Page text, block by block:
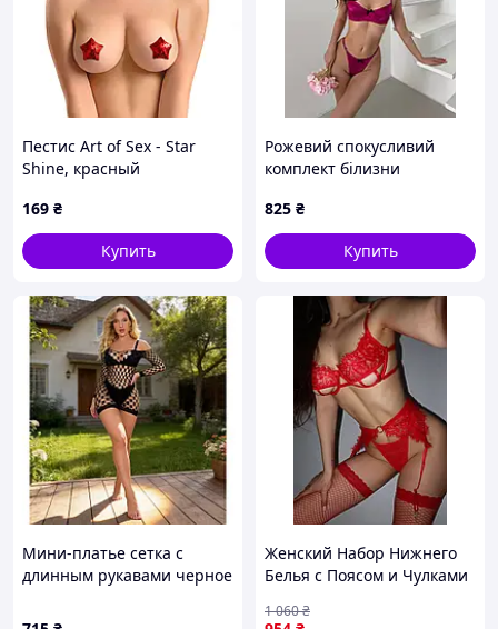
Пестис Art of Sex - Star
Shine, красный
169 ₴
Купить
Рожевий спокусливий
комплект білизни
825 ₴
Купить
Мини-платье сетка с
длинным рукавами черное
Talla
Женский Набор Нижнего
Белья с Поясом и Чулками
Женщины Эротический
1 060₴